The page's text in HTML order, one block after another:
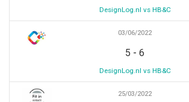
DesignLog.nl vs HB&C
03/06/2022
5 - 6
DesignLog.nl vs HB&C
25/03/2022